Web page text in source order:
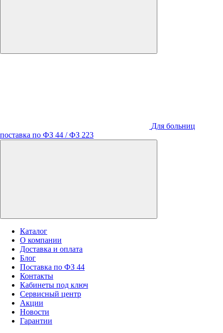
Для больниц
поставка по ФЗ 44 / ФЗ 223
Каталог
О компании
Доставка и оплата
Блог
Поставка по ФЗ 44
Контакты
Кабинеты под ключ
Сервисный центр
Акции
Новости
Гарантии